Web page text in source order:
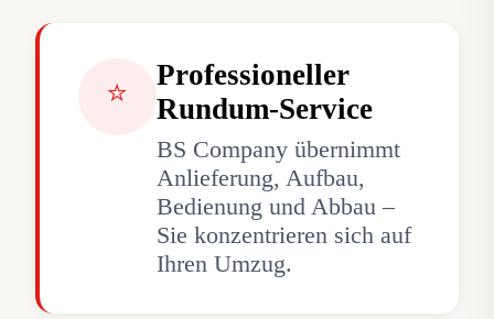
⭐
Professioneller
Rundum-Service
BS Company übernimmt
Anlieferung, Aufbau,
Bedienung und Abbau –
Sie konzentrieren sich auf
Ihren Umzug.